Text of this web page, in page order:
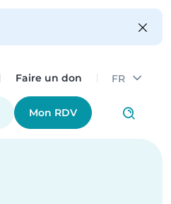
Faire un don FR
Mon RDV